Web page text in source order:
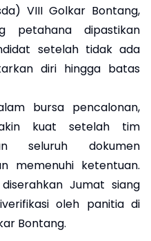
VIII Golkar Bontang,
petahana dipastikan
setelah tidak ada
diri hingga batas
bursa pencalonan,
kuat setelah tim
seluruh dokumen
memenuhi ketentuan.
Jumat siang
oleh panitia di
Bontang.